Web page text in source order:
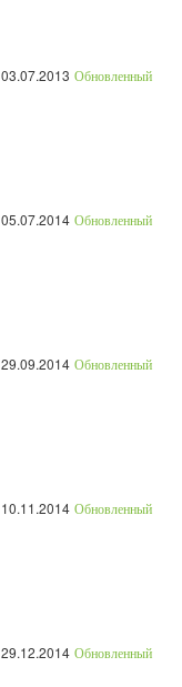
03.07.2013 Обновленный
05.07.2014 Обновленный
29.09.2014 Обновленный
10.11.2014 Обновленный
29.12.2014 Обновленный